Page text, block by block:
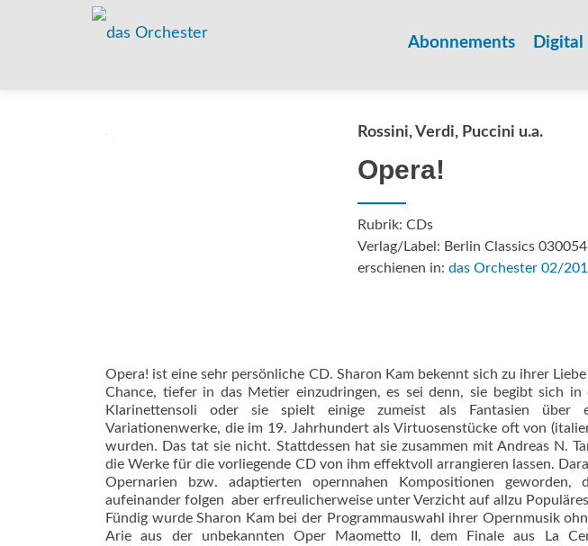
Abonnements Digital
Rossini, Verdi, Puccini u.a.
Opera!
Rubrik: CDs
Verlag/Label: Berlin Classics
erschienen in: das Orchester 02/
Opera! ist eine sehr persönliche CD. Sharon Kam bekennt sich zu ihrer
Chance, tiefer in das Metier einzudringen, es sei denn, sie begibt sich
Klarinettensoli oder sie spielt einige zumeist als Fantasien über
Variationenwerke, die im 19. Jahrhundert als Virtuosenstücke oft von
wurden. Das tat sie nicht. Stattdessen hat sie zusammen mit Andreas N.
die Werke für die vorliegende CD von ihm effektvoll arrangieren lassen.
Opernarien bzw. adaptierten opernnahen Kompositionen
aufeinander folgen  aber erfreulicherweise unter Verzicht auf allzu
Fündig wurde Sharon Kam bei der Programmauswahl ihrer Opernmusik
Arie aus der unbekannten Oper Maometto II, dem Finale aus La